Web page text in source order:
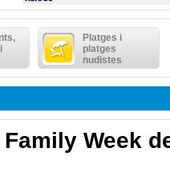
Platges i
platges
nudistes
Week